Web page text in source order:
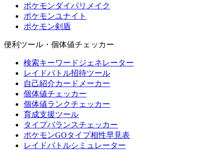
ポケモンダイパリメイク
ポケモンユナイト
ポケモン剣盾
便利ツール・個体値チェッカー
検索キーワードジェネレーター
レイドバトル招待ツール
自己紹介カードメーカー
個体値チェッカー
個体値ランクチェッカー
育成支援ツール
タイプバランスチェッカー
ポケモンGOタイプ相性早見表
レイドバトルシミュレーター